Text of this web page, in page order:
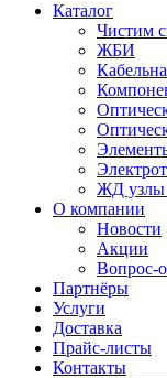
Каталог
Чистим
ЖБИ
ЖД узлы
О компании
Новости
Акции
Вопрос-
Партнёры
Услуги
Доставка
Прайс-листы
Контакты